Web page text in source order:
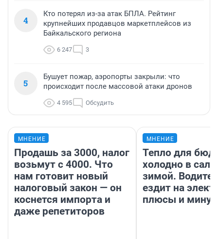
4
Кто потерял из-за атак БПЛА. Рейтинг
крупнейших продавцов маркетплейсов из
Байкальского региона
6 247 3
5
Бушует пожар, аэропорты закрыли: что
происходит после массовой атаки дронов
4 595 Обсудить
МНЕНИЕ
Продашь за 3000, налог
возьмут с 4000. Что
нам готовит новый
налоговый закон — он
коснется импорта и
даже репетиторов
МНЕНИЕ
Тепло для
холодно в
зимой.
ездит на
плюсы и